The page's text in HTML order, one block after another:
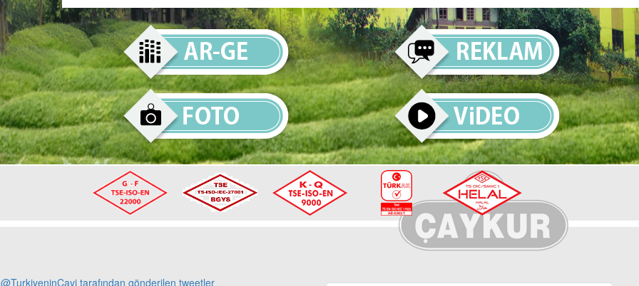
@TurkiyeninCayi tarafından gönderilen tweetler